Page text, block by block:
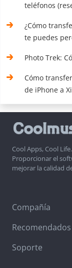
teléfonos
¿Cómo
te puedes
Photo Trek:
Cómo
de iPhone a
Cool Apps, Cool Life.
Proporcionar el
mejorar la calidad
Compañía
Recomendados
Soporte